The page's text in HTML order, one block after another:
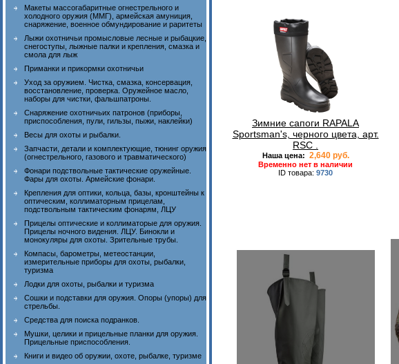
Макеты массогабаритные огнестрельного и
холодного оружия (ММГ), армейская амуниция,
снаряжение, военное обмундирование и раритеты
Лыжи охотничьи промысловые лесные и рыбацкие,
снегоступы, лыжные палки и крепления, смазка и
смола для лыж
Приманки и прикормки охотничьи
Уход за оружием. Чистка, смазка, консервация,
восстановление, проверка. Оружейное масло,
наборы для чистки, фальшпатроны.
Снаряжение охотничьих патронов (приборы,
приспособления, пули, гильзы, пыжи, наклейки)
Весы для охоты и рыбалки.
Запчасти, детали и комплектующие, тюнинг оружия
(огнестрельного, газового и травматического)
Фонари подствольные тактические оружейные.
Фары для охоты. Армейские фонари.
Крепления для оптики, кольца, базы, кронштейны к
оптическим, коллиматорным прицелам,
подствольным тактическим фонарям, ЛЦУ
Прицелы оптические и коллиматорые для оружия.
Прицелы ночного видения. ЛЦУ. Бинокли и
монокуляры для охоты. Зрительные трубы.
Компасы, барометры, метеостанции,
измерительные приборы для охоты, рыбалки,
туризма
Лодки для охоты, рыбалки и туризма
Сошки и подставки для оружия. Опоры (упоры) для
стрельбы.
Средства для поиска подранков.
Мушки, целики и прицельные планки для оружия.
Прицельные приспособления.
Книги и видео об оружии, охоте, рыбалке, туризме
Зимние сапоги RAPALA
Sportsman's, черного цвета, арт.
RSC .
Наша цена: 2,640 руб.
Временно нет в наличии
ID товара: 9730